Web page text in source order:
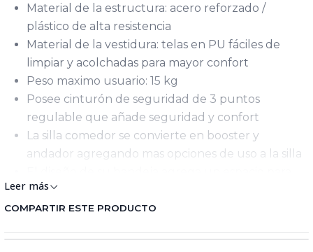
Material de la estructura: acero reforzado /
plástico de alta resistencia
Material de la vestidura: telas en PU fáciles de
limpiar y acolchadas para mayor confort
Peso maximo usuario: 15 kg
Posee cinturón de seguridad de 3 puntos
regulable que añade seguridad y confort
La silla comedor se convierte en booster y
andador agregando mas opciones de uso a la silla
ubicar los vasos o teteros
Posee doble bandeja extraíble que facilita la
permite adaptarse al tamaño y necesidades del
Leer más
COMPARTIR ESTE PRODUCTO